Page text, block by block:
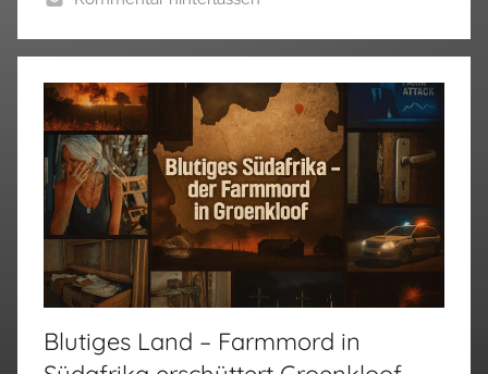
Blutiges Land – Farmmord in